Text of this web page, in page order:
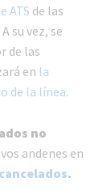
ATS de las
su vez, se
de las
en la
de la línea.
no
andenes en
.